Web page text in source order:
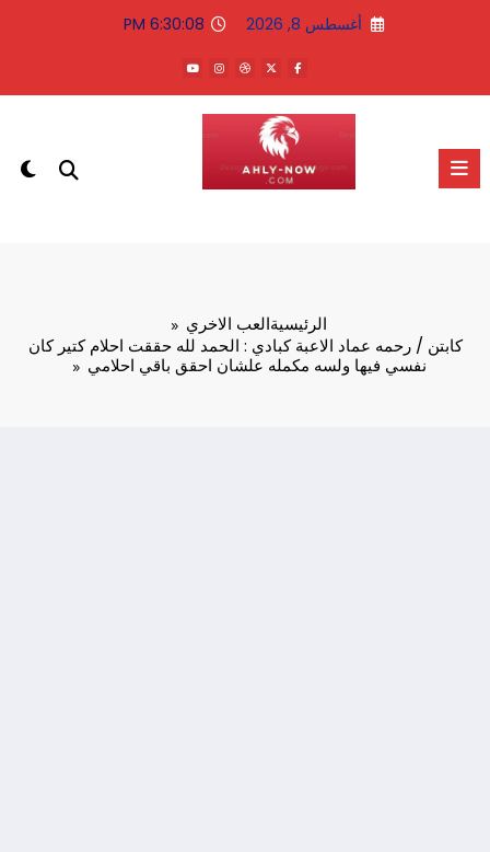
أغسطس 8, 2026 6:30:09 PM
الرئيسيةالعب الاخري
كابتن / رحمه عماد الاعبة كبادي : الحمد لله حققت احلام كتير كان
نفسي فيها ولسه مكمله علشان احقق باقي احلامي